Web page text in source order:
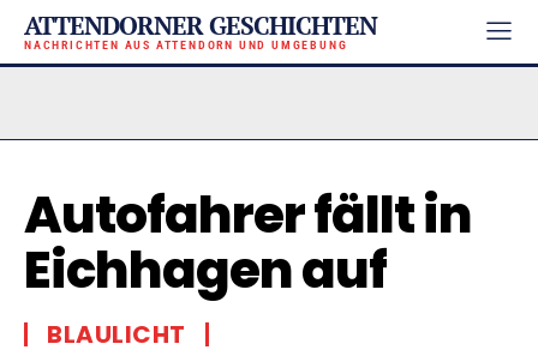
ATTENDORNER GESCHICHTEN
NACHRICHTEN AUS ATTENDORN UND UMGEBUNG
Autofahrer fällt in
Eichhagen auf
BLAULICHT